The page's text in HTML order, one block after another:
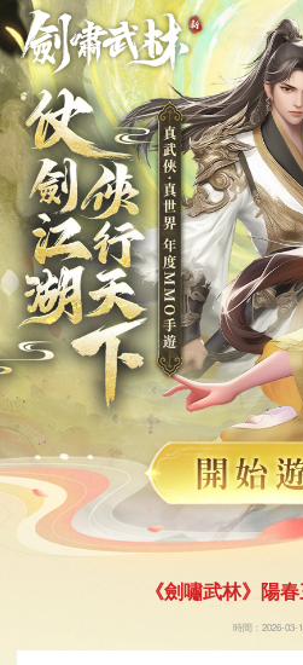
《劍嘯武林》陽
時間：2026-03-